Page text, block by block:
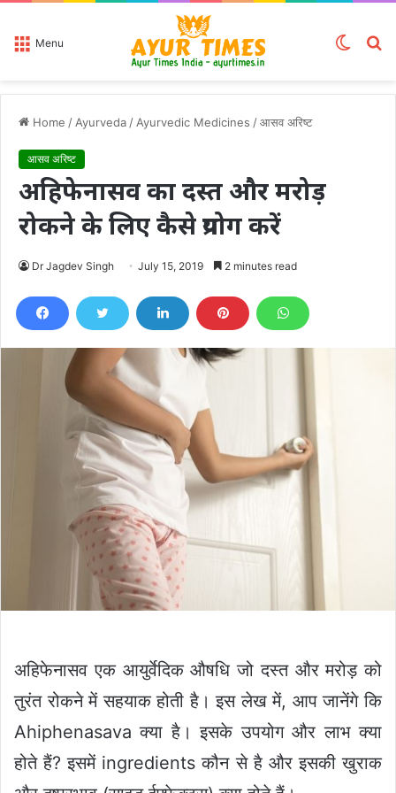
Menu
Switch
Home / Ayurveda / Ayurvedic Medicines /आसव अरिष्ट
आसव अरिष्ट
अहिफेनासव का दस्त और मरोड़
रोकने के लिए कैसे प्रयोग करें
Dr Jagdev Singh July 15, 2019 2 minutes read
अहिफेनासव एक आयुर्वेदिक औषधि जो दस्त और मरोड़ को
तुरंत रोकने में सहयाक होती है। इस लेख में, आप जानेंगे कि
Ahiphenasava क्या है। इसके उपयोग और लाभ क्या
होते हैं? इसमें ingredients कौन से है और इसकी खुराक